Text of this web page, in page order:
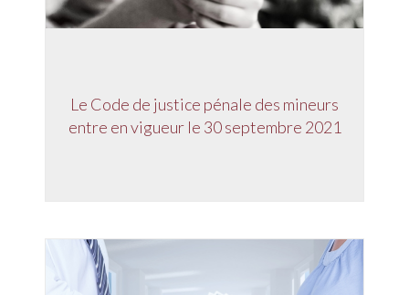
Le Code de justice pénale des mineurs
entre en vigueur le 30 septembre 2021